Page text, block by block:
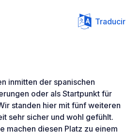
Traducir
inmitten der spanischen
oder als Startpunkt für
standen hier mit fünf weiteren
sehr sicher und wohl gefühlt.
machen diesen Platz zu einem